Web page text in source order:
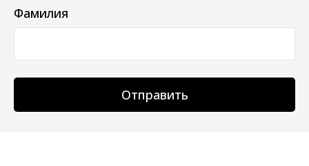
Фамилия
Отправить